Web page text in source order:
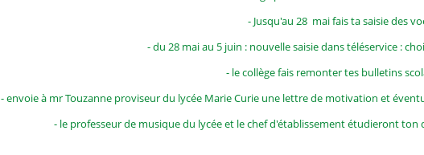
- Jusqu'au 28 mai fais ta saisie des
- du 28 mai au 5 juin : nouvelle saisie dans téléservice :
- le collège fais remonter tes bulletins
- envoie à mr Touzanne proviseur du lycée Marie Curie une lettre de motivation et
- le professeur de musique du lycée et le chef d'établissement étudieront